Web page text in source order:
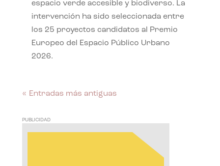
espacio verde accesible y biodiverso. La
intervención ha sido seleccionada entre
los 25 proyectos candidatos al Premio
Europeo del Espacio Público Urbano
2026.
« Entradas más antiguas
PUBLICIDAD